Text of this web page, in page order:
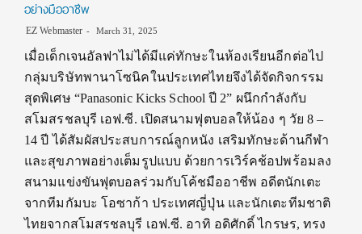
อย่างมืออาชีพ
EZ Webmaster March 31, 2025
เมื่อเด็กเจนอัลฟาไม่ได้มีแค่ทักษะในห้องเรียนอีกต่อไป
กลุ่มบริษัทพานาโซนิคในประเทศไทยจึงได้จัดกิจกรรม
สุดพิเศษ “Panasonic Kicks School ปี 2” ผนึกกำลังกับ
สโมสรชลบุรี เอฟ.ซี. เปิดสนามฟุตบอลให้น้อง ๆ วัย 8 –
14 ปี ได้สัมผัสประสบการณ์ลูกหนัง เสริมทักษะด้านกีฬา
และสุขภาพอย่างเต็มรูปแบบ ด้วยการเวิร์คช้อปพร้อมลง
สนามแข่งขันฟุตบอลร่วมกับโค้ชมืออาชีพ อดีตนักเตะ
จากทีมกัมบะ โอซาก้า ประเทศญี่ปุ่น และนักเตะทีมชาติ
ไทยจากสโมสรชลบุรี เอฟ.ซี. อาทิ อดิศักดิ์ ไกรษร, ทรง